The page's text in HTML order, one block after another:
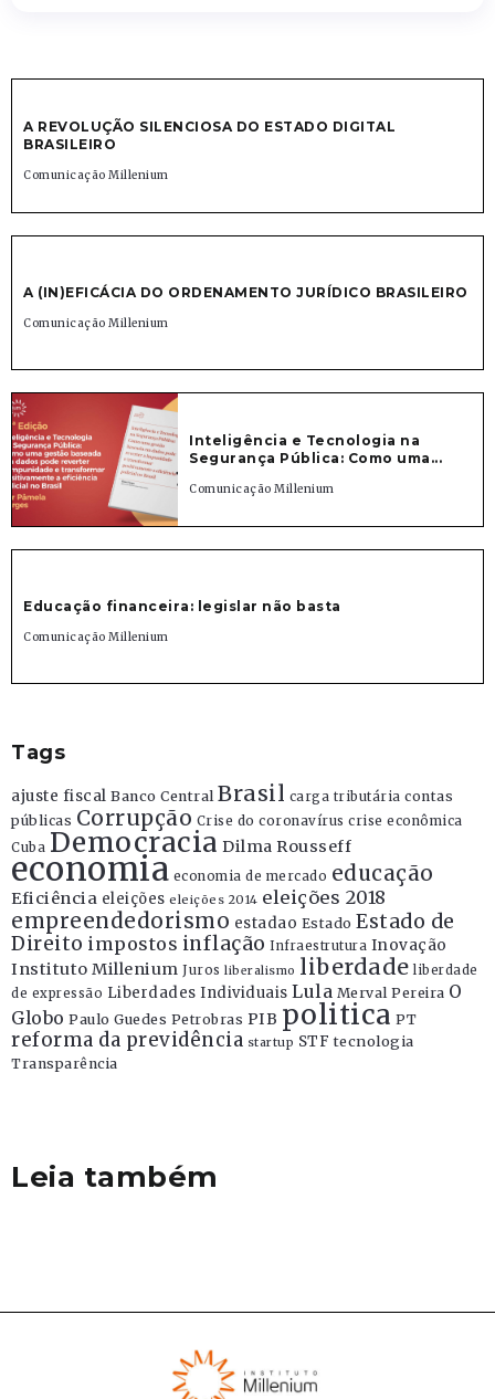
A REVOLUÇÃO SILENCIOSA DO ESTADO DIGITAL
BRASILEIRO
Comunicação Millenium
A (IN)EFICÁCIA DO ORDENAMENTO JURÍDICO BRASILEIRO
Comunicação Millenium
Inteligência e Tecnologia na
Segurança Pública: Como uma...
Comunicação Millenium
Educação financeira: legislar não basta
Comunicação Millenium
Tags
ajuste fiscal Banco Central Brasil carga tributária contas
públicas Corrupção Crise do coronavírus crise econômica
Cuba Democracia Dilma Rousseff
economia economia de mercado educação
Eficiência eleições eleições 2014 eleições 2018
empreendedorismo estadao Estado Estado de
Direito impostos inflação Infraestrutura Inovação
Instituto Millenium Juros liberalismo liberdade liberdade
de expressão Liberdades Individuais Lula Merval Pereira O
Globo Paulo Guedes Petrobras PIB politica PT
reforma da previdência startup STF tecnologia
Transparência
Leia também